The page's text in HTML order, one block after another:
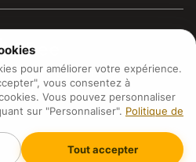
développement durable, de la
et de la biodiversité
14, 20159, Milano (MI)
IT09711590969
Oranienburger Straße 23, 10178
pour améliorer votre expérience.
vous consentez à
Vous pouvez personnaliser
sur "Personnaliser". Politique de
Tout accepter